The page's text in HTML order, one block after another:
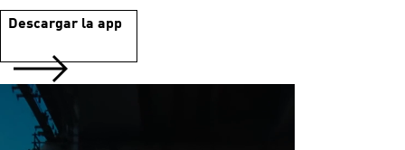
Descargar la app